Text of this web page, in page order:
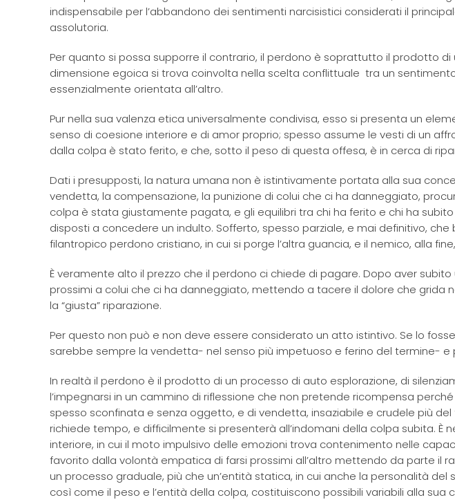
indispensabile per l’abbandono dei sentimenti narcisistici considerati il
assolutoria.
Per quanto si possa supporre il contrario, il perdono è soprattutto il prodotto di
dimensione egoica si trova coinvolta nella scelta conflittuale tra un
essenzialmente orientata all’altro.
Pur nella sua valenza etica universalmente condivisa, esso si presenta un
senso di coesione interiore e di amor proprio; spesso assume le vesti di un
dalla colpa è stato ferito, e che, sotto il peso di questa offesa, è in cerca di
Dati i presupposti, la natura umana non è istintivamente portata alla sua
vendetta, la compensazione, la punizione di colui che ci ha danneggiato,
colpa è stata giustamente pagata, e gli equilibri tra chi ha ferito e chi ha
disposti a concedere un indulto. Sofferto, spesso parziale, e mai definitivo,
filantropico perdono cristiano, in cui si porge l’altra guancia, e il nemico, alla
È veramente alto il prezzo che il perdono ci chiede di pagare. Dopo aver
prossimi a colui che ci ha danneggiato, mettendo a tacere il dolore che grida
la “giusta” riparazione.
Per questo non può e non deve essere considerato un atto istintivo. Se lo
sarebbe sempre la vendetta- nel senso più impetuoso e ferino del termine- e
In realtà il perdono è il prodotto di un processo di auto esplorazione, di
l’impegnarsi in un cammino di riflessione che non pretende ricompensa
spesso sconfinata e senza oggetto, e di vendetta, insaziabile e crudele più
richiede tempo, e difficilmente si presenterà all’indomani della colpa subita. È
interiore, in cui il moto impulsivo delle emozioni trova contenimento nelle
favorito dalla volontà empatica di farsi prossimi all’altro mettendo da parte il
un processo graduale, più che un’entità statica, in cui anche la personalità
così come il peso e l’entità della colpa, costituiscono possibili variabili alla sua